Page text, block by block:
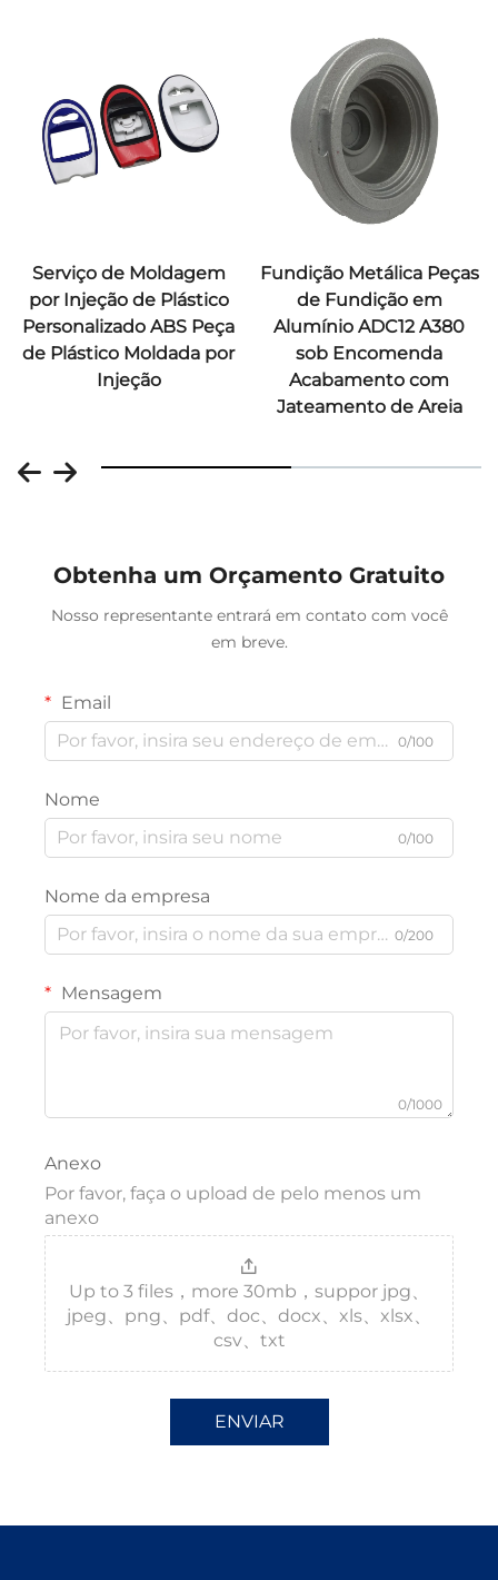
Serviço de Moldagem
por Injeção de Plástico
Personalizado ABS Peça
de Plástico Moldada por
Injeção
Fundição Metálica Peças
de Fundição em
Alumínio ADC12 A380
sob Encomenda
Acabamento com
Jateamento de Areia
Obtenha um Orçamento Gratuito
Nosso representante entrará em contato com você
em breve.
Email
0/100
Nome
0/100
Nome da empresa
0/200
Mensagem
0/1000
Anexo
Por favor, faça o upload de pelo menos um
anexo
Up to 3 files，more 30mb，suppor jpg、
jpeg、png、pdf、doc、docx、xls、xlsx、
csv、txt
ENVIAR